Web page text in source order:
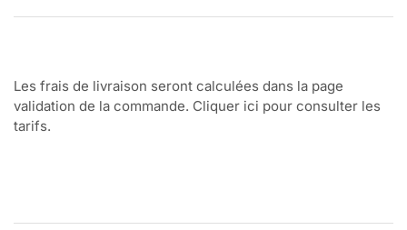
Les frais de livraison seront calculées dans la page
validation de la commande. Cliquer ici pour consulter les
tarifs.